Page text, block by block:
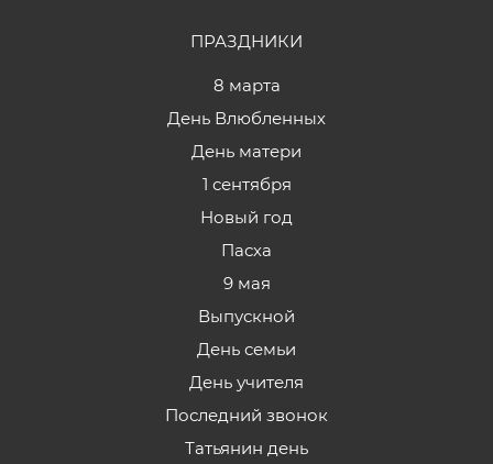
ПРАЗДНИКИ
8 марта
День Влюбленных
День матери
1 сентября
Новый год
Пасха
9 мая
Выпускной
День семьи
День учителя
Последний звонок
Татьянин день